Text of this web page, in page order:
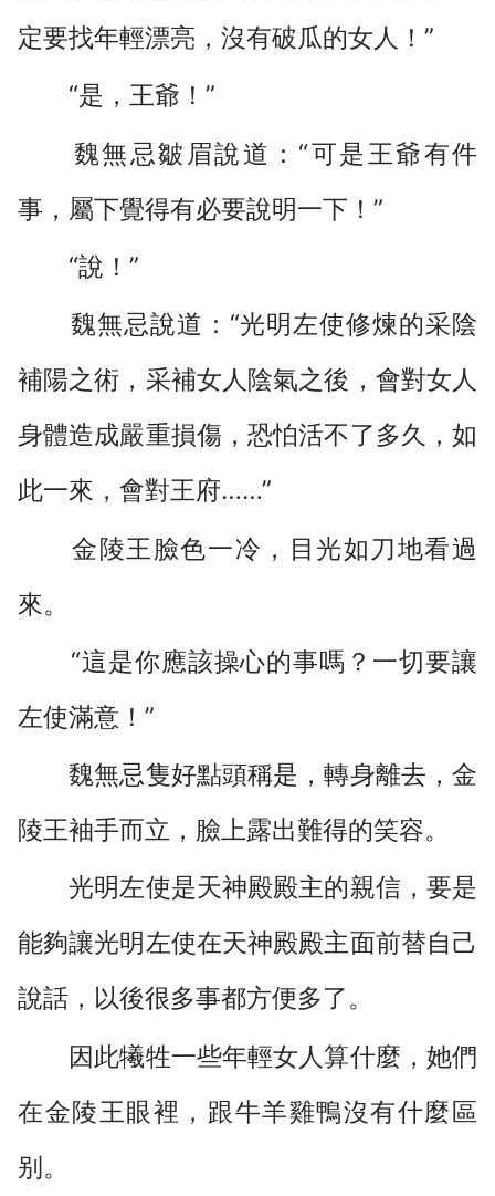
定要找年輕漂亮，沒有破瓜的女人！”
“是，王爺！”
魏無忌皺眉說道：“可是王爺有件
事，屬下覺得有必要說明一下！”
“說！”
魏無忌說道：“光明左使修煉的采陰
補陽之術，采補女人陰氣之後，會對女人
身體造成嚴重損傷，恐怕活不了多久，如
此一來，會對王府……”
金陵王臉色一冷，目光如刀地看過
來。
“這是你應該操心的事嗎？一切要讓
左使滿意！”
魏無忌隻好點頭稱是，轉身離去，金
陵王袖手而立，臉上露出難得的笑容。
光明左使是天神殿殿主的親信，要是
能夠讓光明左使在天神殿殿主面前替自己
說話，以後很多事都方便多了。
因此犧牲一些年輕女人算什麼，她們
在金陵王眼裡，跟牛羊雞鴨沒有什麼區
别。